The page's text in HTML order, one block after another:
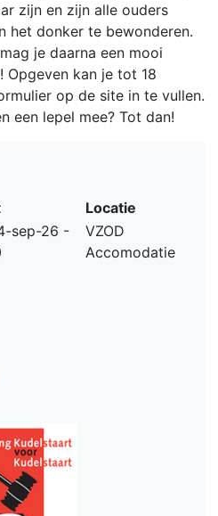
zijn en zijn alle ouders
het donker te bewonderen.
je daarna een mooi
Opgeven kan je tot 18
op de site in te vullen.
een lepel mee? Tot dan!
Locatie
sep-26 -
VZOD
Accomodatie